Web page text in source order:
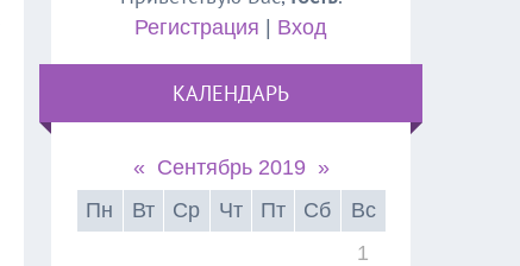
Регистрация Вход
КАЛЕНДАРЬ
« Сентябрь 2019 »
Пн
Вт Ср Чт Пт Сб
Вс
1